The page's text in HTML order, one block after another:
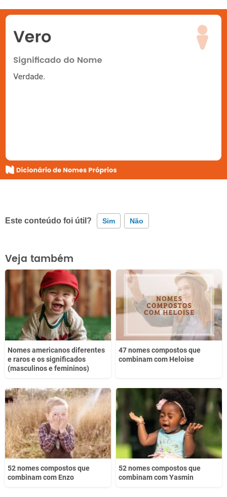
Este conteúdo foi útil? Sim Não
Este conteúdo contém informação incorreta
Este conteúdo não tem a informação que procuro
Outro
Veja também
Nomes americanos diferentes
e raros e os significados
(masculinos e femininos)
47 nomes compostos que
combinam com Heloise
52 nomes compostos que
combinam com Enzo
52 nomes compostos que
combinam com Yasmin